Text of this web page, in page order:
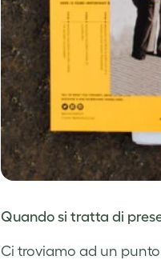
Quando si tratta di
Ci troviamo ad un punto